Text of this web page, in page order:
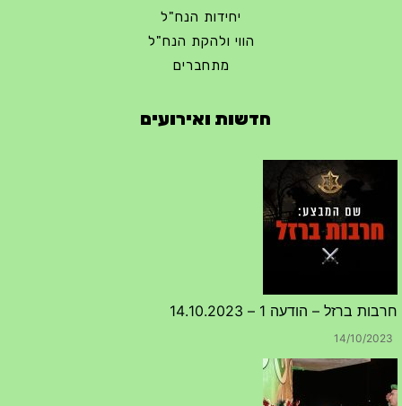
יחידות הנח"ל
הווי ולהקת הנח"ל
מתחברים
חדשות ואירועים
14/10/2023